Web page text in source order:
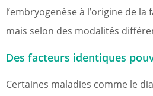
l’embryogenèse à l’origine de
mais selon des modalités
Des facteurs identiques
Certaines maladies comme le